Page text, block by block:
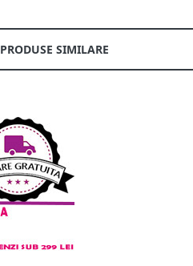
PRODUSE SIMILARE